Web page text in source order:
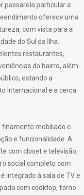
passarela particular a
oferece uma
com vista para a
do Sul da Ilha.
restaurantes,
do bairro, além
estando a
Internacional e a cerca
finamente mobiliado e
e funcionalidade. A
com closet e televisão,
social completo com
integrado à sala de TV e
com cooktop, forno